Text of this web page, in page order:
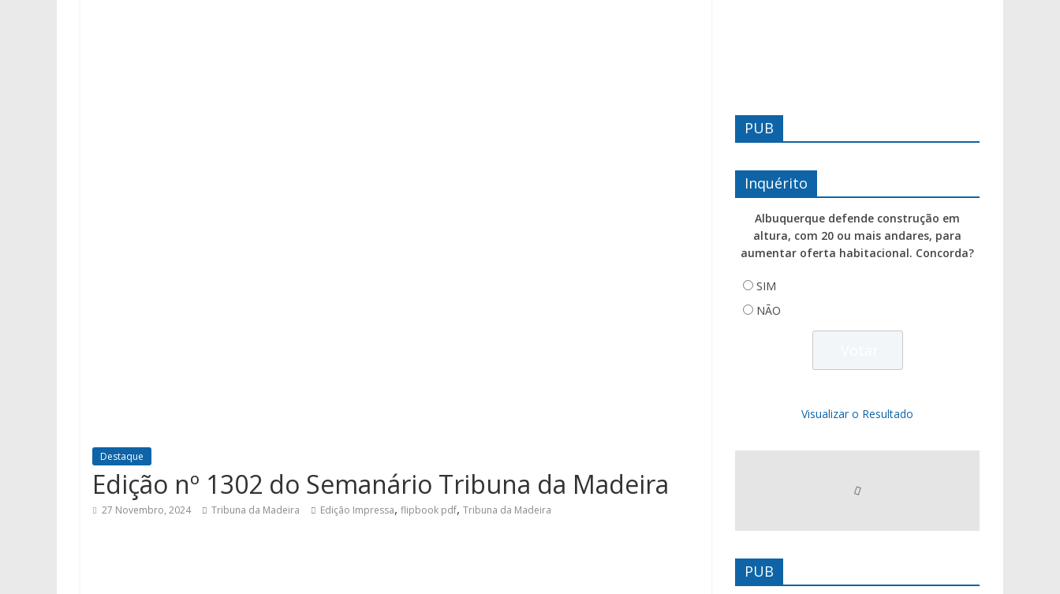
Destaque
Edição nº 1302 do Semanário Tribuna da Madeira
27 Novembro, 2024 Tribuna da Madeira Edição Impressa, flipbook pdf, Tribuna da Madeira
PUB
Inquérito
Albuquerque defende construção em
altura, com 20 ou mais andares, para
aumentar oferta habitacional. Concorda?
SIM
NÃO
Visualizar o Resultado
PUB